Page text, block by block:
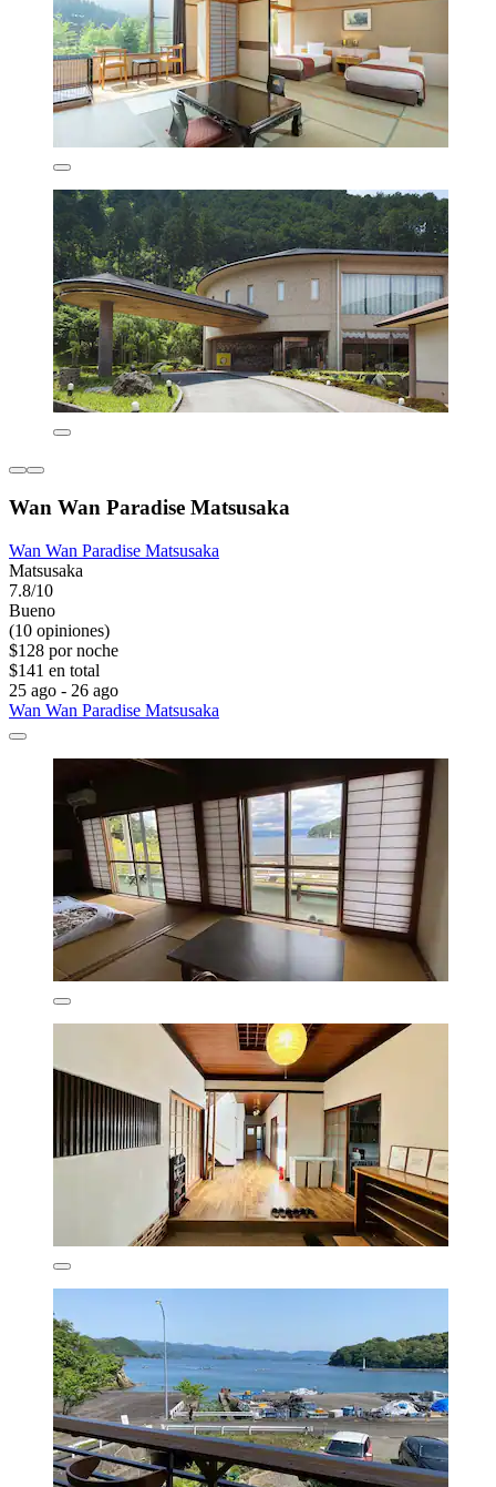
Wan Wan Paradise Matsusaka
Wan Wan Paradise Matsusaka
Matsusaka
7.8/10
Bueno
(10 opiniones)
$128 por noche
$141 en total
25 ago - 26 ago
Wan Wan Paradise Matsusaka